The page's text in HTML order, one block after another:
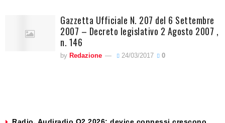
Gazzetta Ufficiale N. 207 del 6 Settembre
2007 – Decreto legislativo 2 Agosto 2007 ,
n. 146
by Redazione 24/03/2017 0